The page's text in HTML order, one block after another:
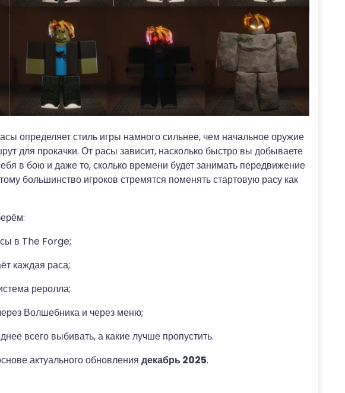
определяет стиль игры намного сильнее, чем начальное оружие
для прокачки. От расы зависит, насколько быстро вы добываете
в бою и даже то, сколько времени будет занимать передвижение
большинство игроков стремятся поменять стартовую расу как
в The Forge;
каждая раса;
реролла;
Волшебника и через меню;
всего выбивать, а какие лучше пропустить.
актуального обновления декабрь 2025.